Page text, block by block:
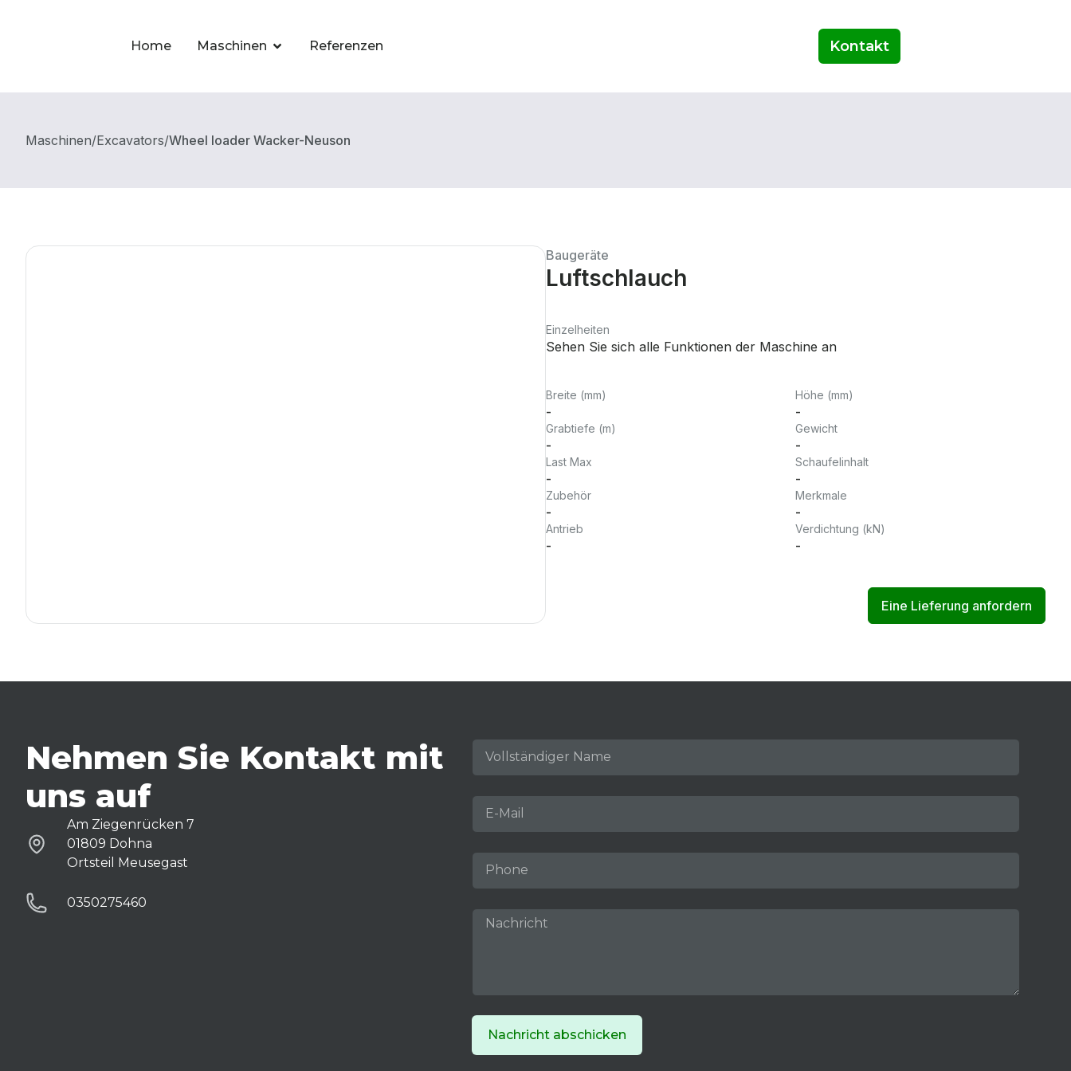
Home Maschinen Referenzen Kontakt
Maschinen/Excavators/Wheel loader Wacker-Neuson
Baugeräte
Luftschlauch
Einzelheiten
Sehen Sie sich alle Funktionen der Maschine an
Breite (mm)
-
Grabtiefe (m)
-
Last Max
-
Zubehör
-
Antrieb
-
Höhe (mm)
-
Gewicht
-
Schaufelinhalt
-
Merkmale
-
Verdichtung (kN)
-
Eine Lieferung anfordern
Nehmen Sie Kontakt mit
uns auf
Am Ziegenrücken 7
01809 Dohna
Ortsteil Meusegast
0350275460
Nachricht abschicken